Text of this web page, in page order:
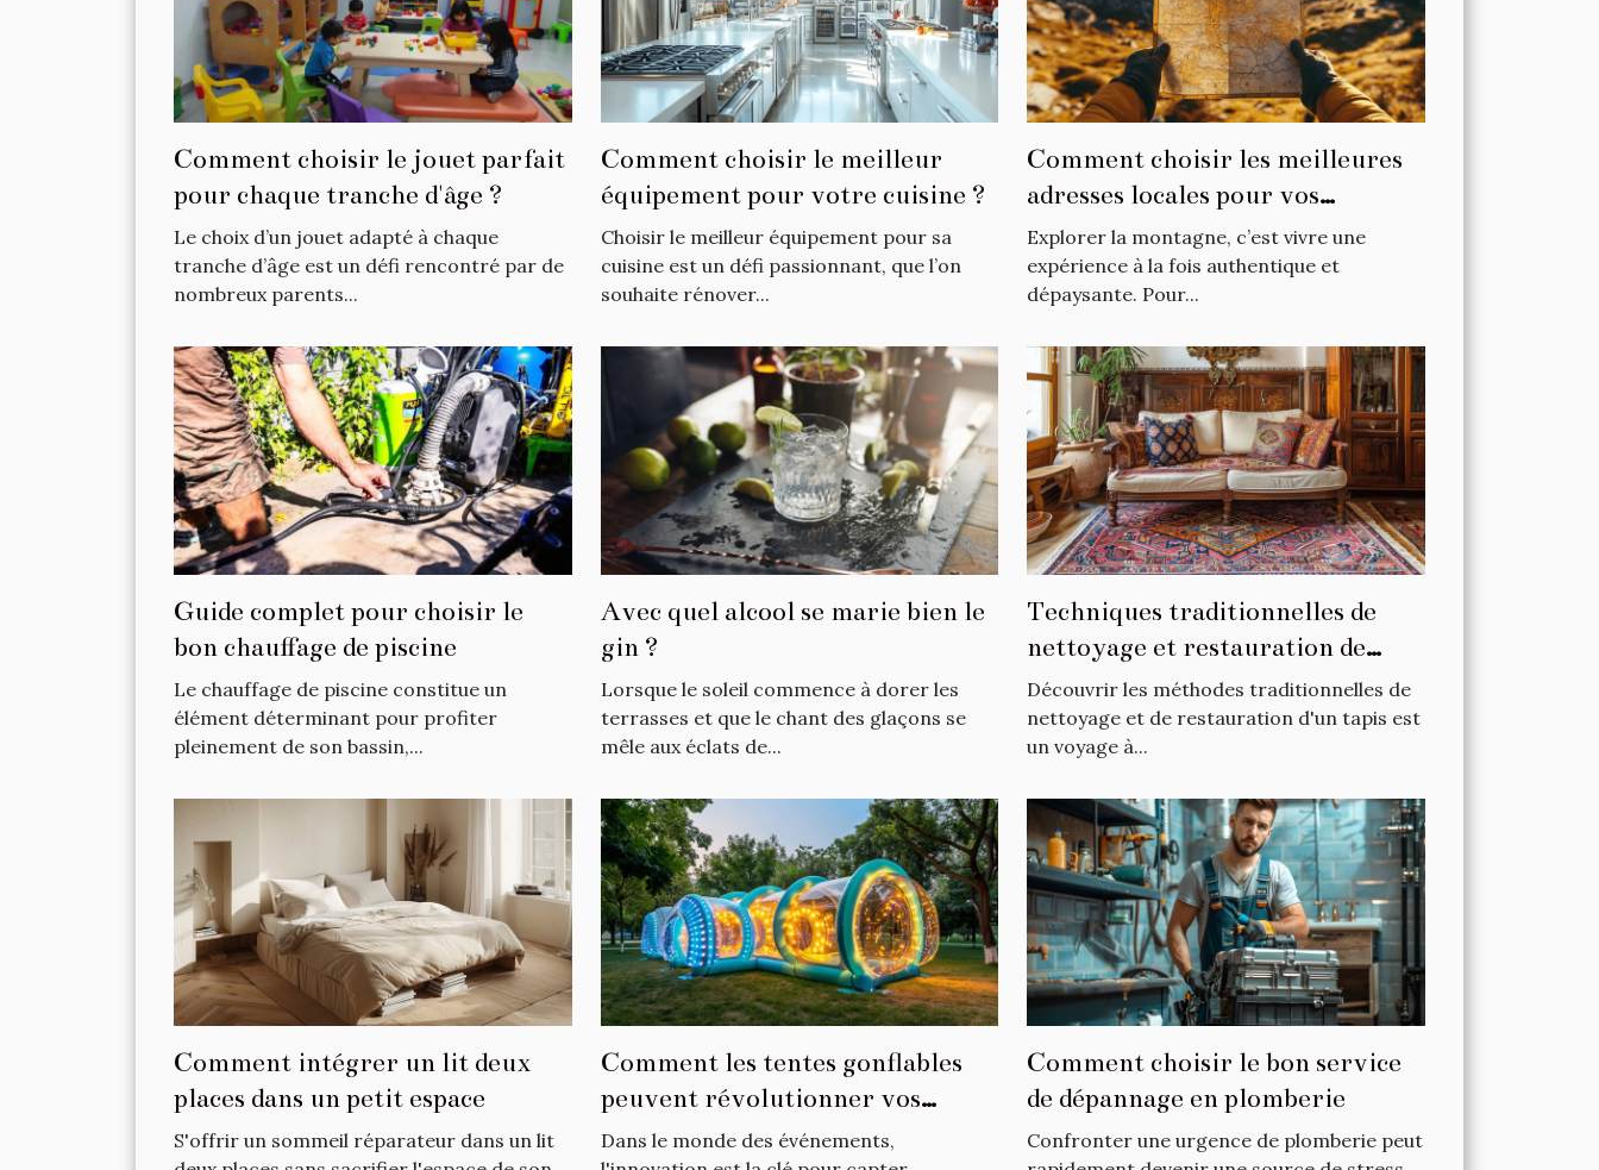
Comment choisir le jouet parfait
pour chaque tranche d'âge ?
Le choix d’un jouet adapté à chaque
tranche d’âge est un défi rencontré par de
nombreux parents...
Comment choisir le meilleur
équipement pour votre cuisine ?
Choisir le meilleur équipement pour sa
cuisine est un défi passionnant, que l’on
souhaite rénover...
Comment choisir les meilleures
adresses locales pour vos
escapades en montagne ?
Explorer la montagne, c’est vivre une
expérience à la fois authentique et
dépaysante. Pour...
Guide complet pour choisir le
bon chauffage de piscine
Le chauffage de piscine constitue un
élément déterminant pour profiter
pleinement de son bassin,...
Avec quel alcool se marie bien le
gin ?
Lorsque le soleil commence à dorer les
terrasses et que le chant des glaçons se
mêle aux éclats de...
Techniques traditionnelles de
nettoyage et restauration de
tapis
Découvrir les méthodes traditionnelles de
nettoyage et de restauration d'un tapis est
un voyage à...
Comment intégrer un lit deux
places dans un petit espace
S'offrir un sommeil réparateur dans un lit
Comment les tentes gonflables
peuvent révolutionner vos
événements
Dans le monde des événements,
Comment choisir le bon service
de dépannage en plomberie
Confronter une urgence de plomberie peut